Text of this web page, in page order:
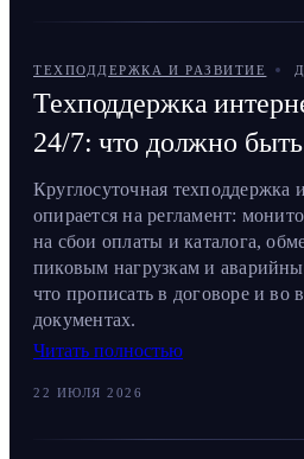
ТЕХПОДДЕРЖКА И РАЗВИТИЕ
Техподдержка
24/7: что должно быть
Круглосуточная техподдержка
опирается на регламент:
на сбои оплаты и каталога,
пиковым нагрузкам и
что прописать в договоре и во
документах.
Читать полностью
22 ИЮЛЯ 2026